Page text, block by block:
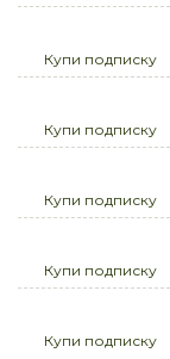
Купи подписку
Купи подписку
Купи подписку
Купи подписку
Купи подписку